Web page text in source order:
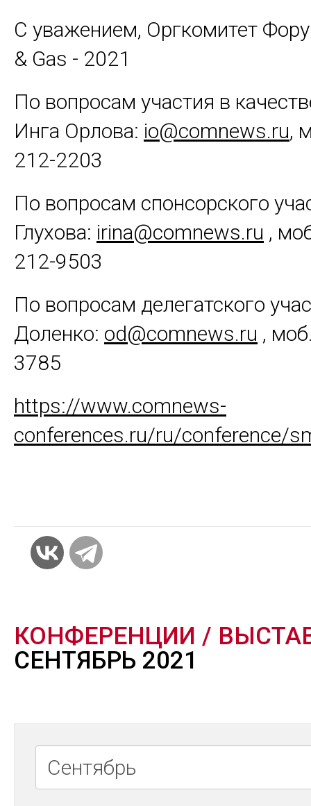
С уважением, Оргкомитет
& Gas - 2021
По вопросам участия в
Инга Орлова: io@comnews.ru,
212-2203
По вопросам спонсорского
Глухова: irina@comnews.ru ,
212-9503
По вопросам делегатского
Доленко: od@comnews.ru ,
3785
https://www.comnews-
conferences.ru/ru/conference/
КОНФЕРЕНЦИИ /
СЕНТЯБРЬ 2021